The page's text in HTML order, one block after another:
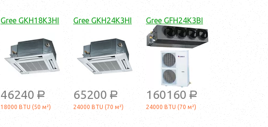
Gree GKH18K3HI
46240 a
18000 BTU (50 м²)
Gree GKH24K3HI
65200 a
24000 BTU (70 м²)
Gree GFH24K3BI
160160 a
24000 BTU (70 м²)